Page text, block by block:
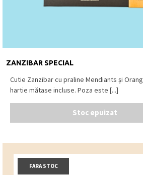
ZANZIBAR SPECIAL
Cutie Zanzibar cu praline Mendiants și
hartie mătase incluse. Poza este [...]
Stoc epuizat
FARA STOC